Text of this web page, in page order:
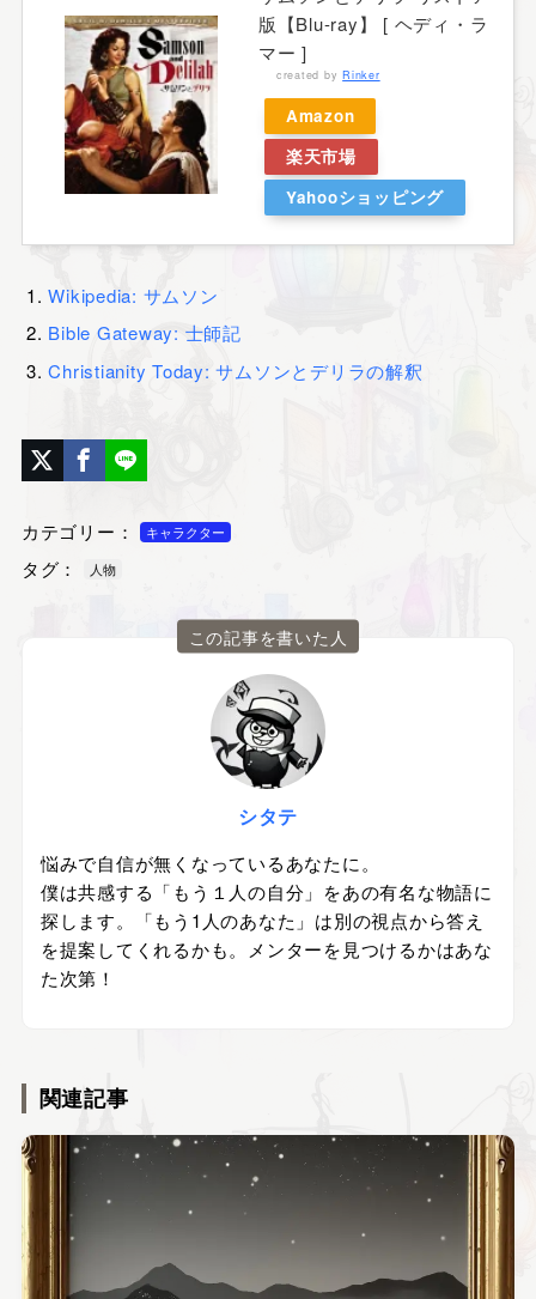
版【Blu-ray】 [ ヘディ・ラ
マー ]
created byRinker
Amazon
楽天市場
Yahooショッピング
Wikipedia: サムソン
Bible Gateway: 士師記
Christianity Today: サムソンとデリラの解釈
カテゴリー： キャラクター
タグ： 人物
この記事を書いた人
シタテ
悩みで自信が無くなっているあなたに。
僕は共感する「もう１人の自分」をあの有名な物語に
探します。「もう1人のあなた」は別の視点から答え
を提案してくれるかも。メンターを見つけるかはあな
た次第！
関連記事